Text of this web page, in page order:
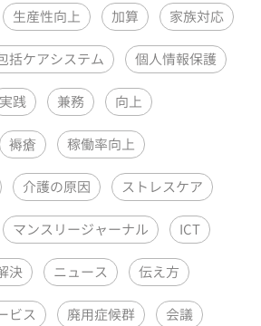
生産性向上 加算 家族対応
括ケアシステム 個人情報保護
実践 兼務 向上
褥瘡 稼働率向上
介護の原因 ストレスケア
マンスリージャーナル ICT
決 ニュース 伝え方
ビス 廃用症候群 会議